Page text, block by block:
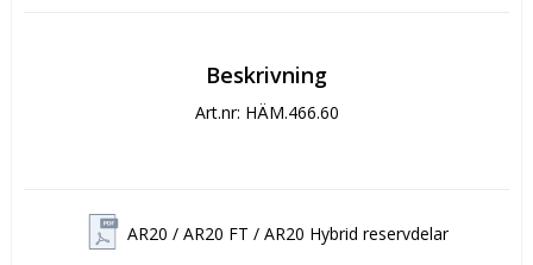
Beskrivning
Art.nr: HÄM.466.60
AR20 / AR20 FT / AR20 Hybrid reservdelar